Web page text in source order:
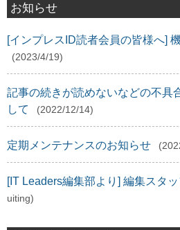
お知らせ
[インプレスID読者会員の皆様へ]
(2023/4/19)
記事の続きが読めないなどの不具
して
(2022/12/14)
定期メンテナンスのお知らせ
[IT Leaders編集部より] 編集スタ
uiting)